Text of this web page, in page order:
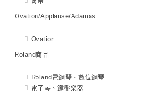
Ovation/Applause/Adamas
Ovation
Roland商品
Roland電鋼琴、數位鋼琴
電子琴、鍵盤樂器